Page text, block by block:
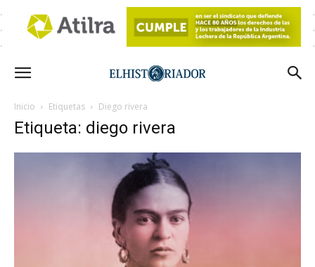
Inicio Etiquetas Diego rivera
Etiqueta: diego rivera